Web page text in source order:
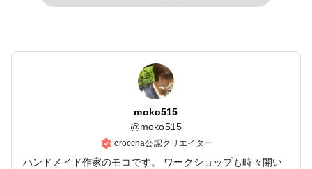
moko515
@moko515
croccha公認クリエイター
ハンドメイド作家のモコです。 ワークショップも時々開い